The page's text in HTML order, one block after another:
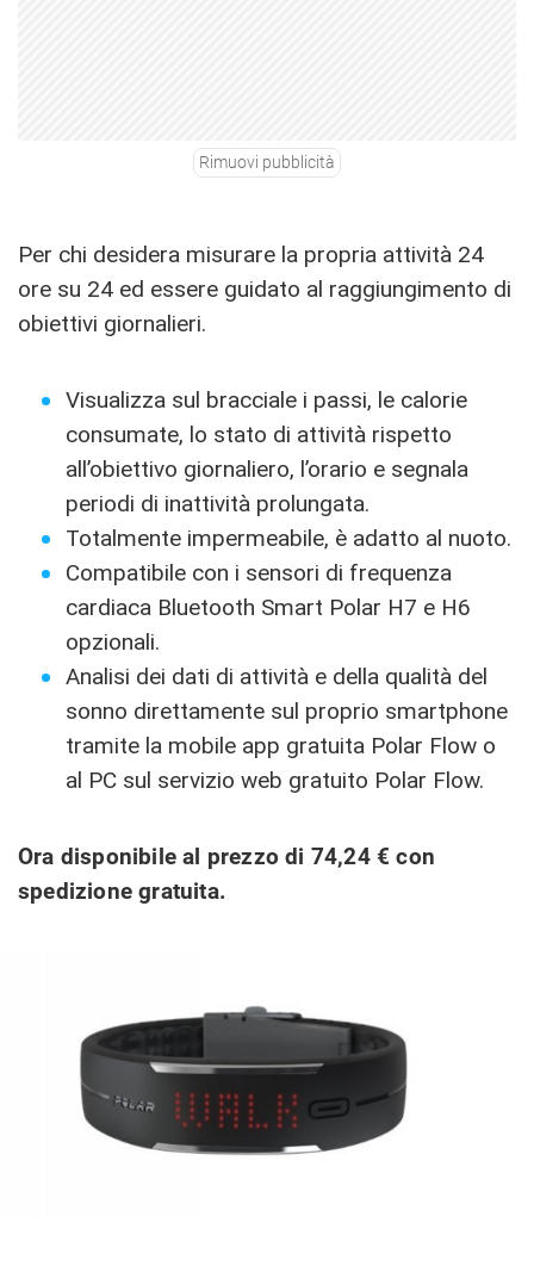
Rimuovi pubblicità
Per chi desidera misurare la propria attività 24
ore su 24 ed essere guidato al raggiungimento di
obiettivi giornalieri.
Visualizza sul bracciale i passi, le calorie
consumate, lo stato di attività rispetto
all’obiettivo giornaliero, l’orario e segnala
periodi di inattività prolungata.
Totalmente impermeabile, è adatto al nuoto.
Compatibile con i sensori di frequenza
cardiaca Bluetooth Smart Polar H7 e H6
opzionali.
Analisi dei dati di attività e della qualità del
sonno direttamente sul proprio smartphone
tramite la mobile app gratuita Polar Flow o
al PC sul servizio web gratuito Polar Flow.
Ora disponibile al prezzo di 74,24 € con
spedizione gratuita.